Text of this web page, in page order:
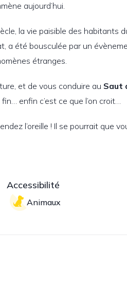
aujourd’hui.
la vie paisible des habitants
a été bousculée par un
étranges.
et de vous conduire au Saut
enfin c’est ce que l’on croit…
l’oreille ! Il se pourrait que
Accessibilité
Animaux